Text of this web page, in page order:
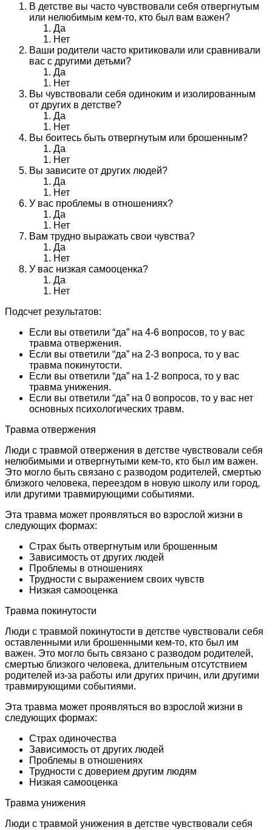
В детстве вы часто чувствовали себя отвергнутым
или нелюбимым кем-то, кто был вам важен?
Да
Нет
Ваши родители часто критиковали или сравнивали
вас с другими детьми?
Да
Нет
Вы чувствовали себя одиноким и изолированным
от других в детстве?
Да
Нет
Вы боитесь быть отвергнутым или брошенным?
Да
Нет
Вы зависите от других людей?
Да
Нет
У вас проблемы в отношениях?
Да
Нет
Вам трудно выражать свои чувства?
Да
Нет
У вас низкая самооценка?
Да
Нет
Подсчет результатов:
Если вы ответили “да” на 4-6 вопросов, то у вас
травма отвержения.
Если вы ответили “да” на 2-3 вопроса, то у вас
травма покинутости.
Если вы ответили “да” на 1-2 вопроса, то у вас
травма унижения.
Если вы ответили “да” на 0 вопросов, то у вас нет
основных психологических травм.
Травма отвержения
Люди с травмой отвержения в детстве чувствовали себя
нелюбимыми и отвергнутыми кем-то, кто был им важен.
Это могло быть связано с разводом родителей, смертью
близкого человека, переездом в новую школу или город,
или другими травмирующими событиями.
Эта травма может проявляться во взрослой жизни в
следующих формах:
Страх быть отвергнутым или брошенным
Зависимость от других людей
Проблемы в отношениях
Трудности с выражением своих чувств
Низкая самооценка
Травма покинутости
Люди с травмой покинутости в детстве чувствовали себя
оставленными или брошенными кем-то, кто был им
важен. Это могло быть связано с разводом родителей,
смертью близкого человека, длительным отсутствием
родителей из-за работы или других причин, или другими
травмирующими событиями.
Эта травма может проявляться во взрослой жизни в
следующих формах:
Страх одиночества
Зависимость от других людей
Проблемы в отношениях
Трудности с доверием другим людям
Низкая самооценка
Травма унижения
Люди с травмой унижения в детстве чувствовали себя